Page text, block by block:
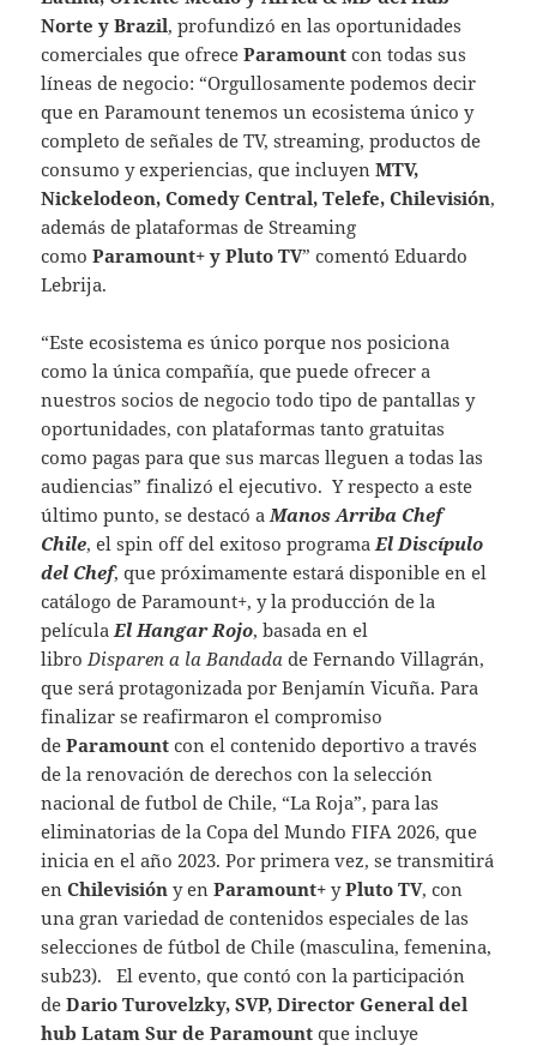
Norte y Brazil, profundizó en las oportunidades
comerciales que ofreceParamount con todas sus
líneas de negocio: “Orgullosamente podemos decir
que en Paramount tenemos un ecosistema único y
completo de señales de TV, streaming, productos de
consumo y experiencias, que incluyenMTV,
Nickelodeon, Comedy Central, Telefe, Chilevisión,
además de plataformas de Streaming
comoParamount+ y Pluto TV” comentó Eduardo
Lebrija.
“Este ecosistema es único porque nos posiciona
como la única compañía, que puede ofrecer a
nuestros socios de negocio todo tipo de pantallas y
oportunidades, con plataformas tanto gratuitas
como pagas para que sus marcas lleguen a todas las
audiencias” ´finalizó el ejecutivo. Y respecto a este
último punto, se destacó a Manos Arriba Chef
Chile, el spin off del exitoso programa El Discípulo
del Chef, que próximamente estará disponible en el
catálogo de Paramount+, y la producción de la
película El Hangar Rojo, basada en el
libro Disparen a la Bandada de Fernando Villagrán,
que será protagonizada por Benjamín Vicuña. Para
finalizar se reafirmaron el compromiso
deParamount con el contenido deportivo a través
de la renovación de derechos con la selección
nacional de futbol de Chile, “La Roja”, para las
eliminatorias de la Copa del Mundo FIFA 2026, que
inicia en el año 2023. Por primera vez, se transmitirá
enChilevisión y enParamount+ yPluto TV, con
una gran variedad de contenidos especiales de las
selecciones de fútbol de Chile (masculina, femenina,
sub23). El evento, que contó con la participación
deDario Turovelzky, SVP, Director General del
hub Latam Sur de Paramountque incluye